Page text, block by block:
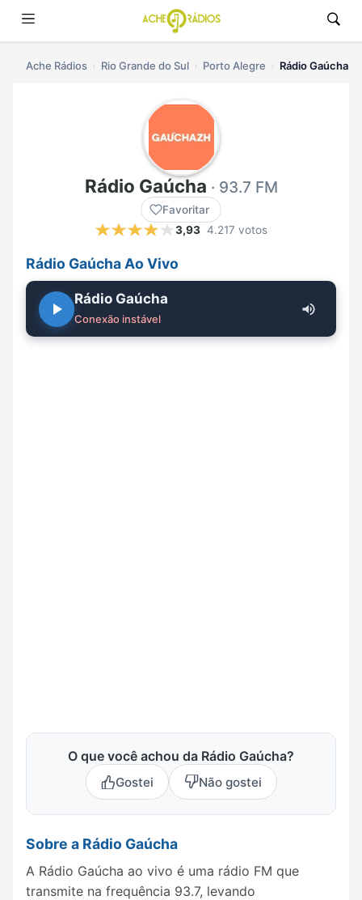
Ache Rádios Rio Grande do Sul Porto Alegre Rádio Gaúcha
Rádio Gaúcha · 93.7 FM
Favoritar
3,93 4.217 votos
Rádio Gaúcha Ao Vivo
Rádio Gaúcha
Conexão instável
O que você achou da Rádio Gaúcha?
Gostei Não gostei
Sobre a Rádio Gaúcha
A Rádio Gaúcha ao vivo é uma rádio FM que
transmite na frequência 93.7, levando